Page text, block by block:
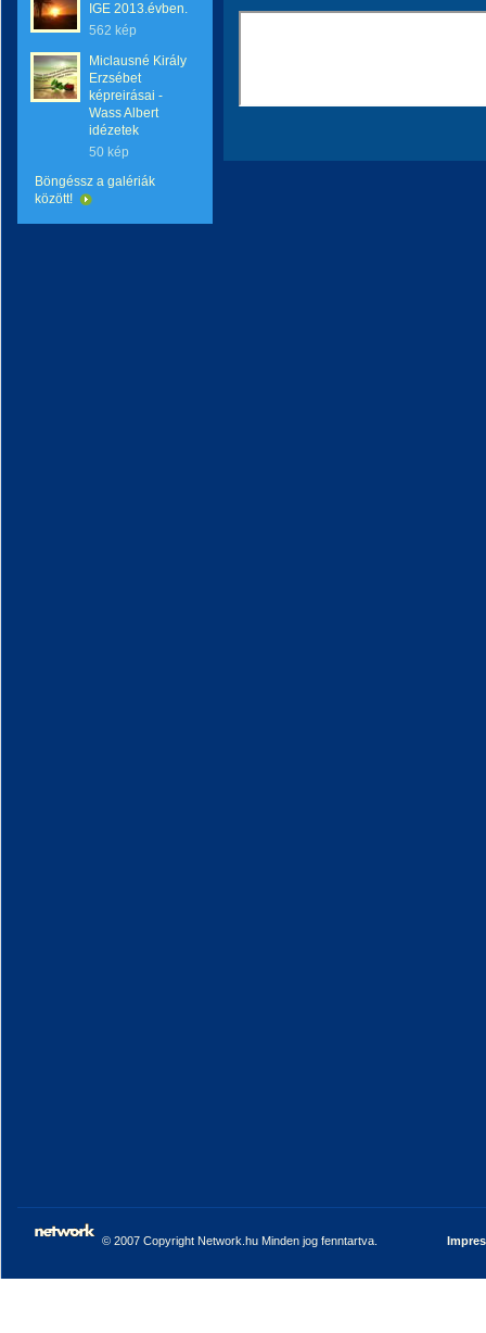
IGE 2013.évben.
562 kép
Miclausné Király
Erzsébet
képreirásai -
Wass Albert
idézetek
50 kép
Böngéssz a galériák
között!
© 2007 Copyright Network.hu Minden jog fenntartva.